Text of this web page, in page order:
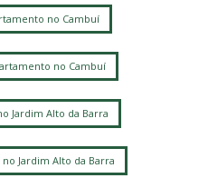
dos Oliveiras
(Barão Geraldo)
Taquaral
Itatinga
Ponte Preta
Taquaral Cambui
Parque Prado
no Cambuí
no Cambuí
Jardim Alto da Barra
Jardim Alto da Barra